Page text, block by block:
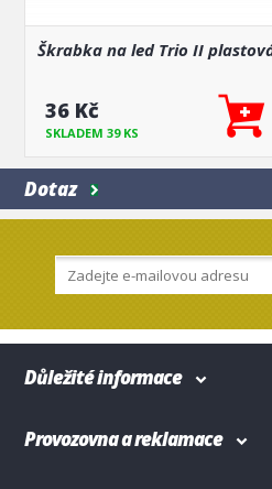
Škrabka na led Trio II
36 Kč
SKLADEM 39 KS
Dotaz
Důležité informace
Provozovna a reklamace